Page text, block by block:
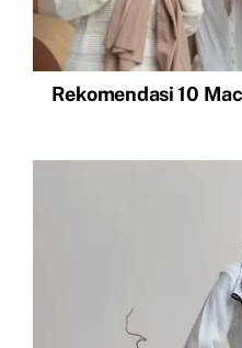
Rekomendasi 10